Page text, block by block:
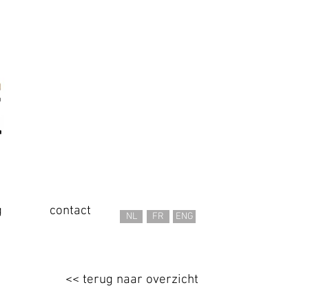
contact NL FR ENG
<< terug naar overzicht